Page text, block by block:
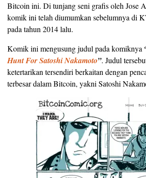
Bitcoin ini. Di tunjang seni grafis oleh Jose
komik ini telah diumumkan sebelumnya di
pada tahun 2014 lalu.
Komik ini mengusung judul pada komiknya
Hunt For Satoshi Nakamoto”. Judul
ketertarikan tersendiri berkaitan dengan
terbesar dalam Bitcoin, yakni Satoshi